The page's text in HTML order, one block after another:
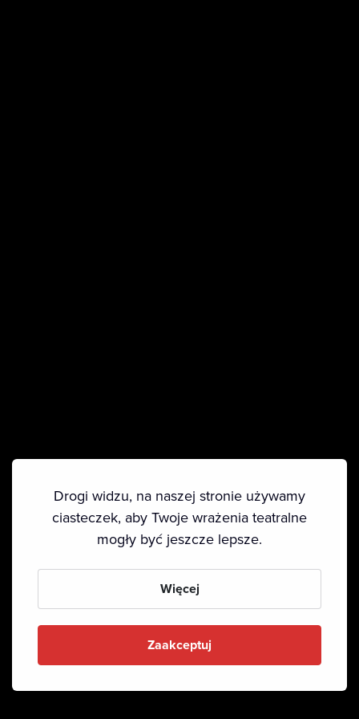
Drogi widzu, na naszej stronie używamy
ciasteczek, aby Twoje wrażenia teatralne
mogły być jeszcze lepsze.
Więcej
Zaakceptuj